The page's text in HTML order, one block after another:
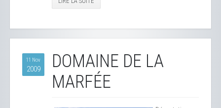
11 Nov
2009
DOMAINE DE LA
MARFÉE